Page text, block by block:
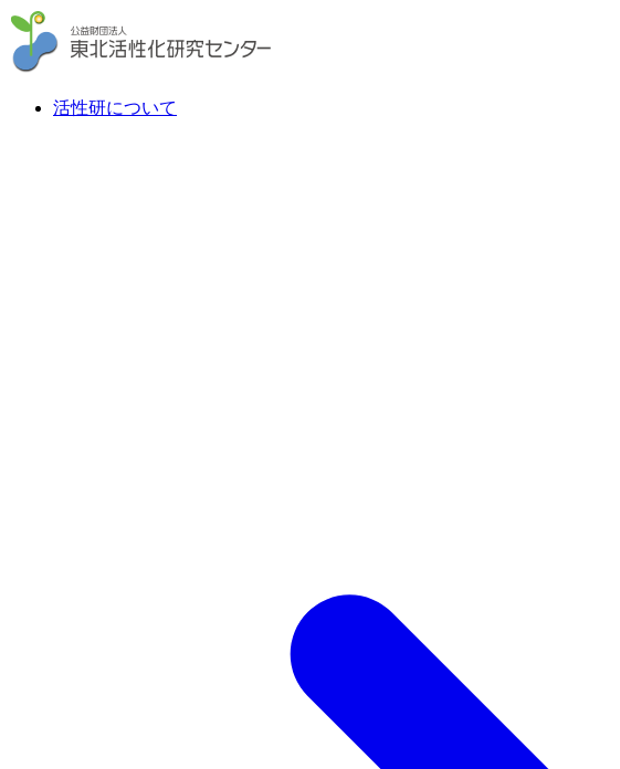
活性研について